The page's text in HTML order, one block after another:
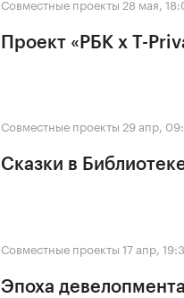
Проект «РБК x T-
Совместные проекты 29 апр,
Сказки в
Совместные проекты 17 апр,
Эпоха